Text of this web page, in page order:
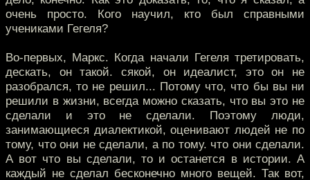
очень просто. Кого научил, кто был справными
учениками Гегеля?
Во-первых, Маркс. Когда начали Гегеля третировать,
дескать, он такой. сякой, он идеалист, это он не
разобрался, то не решил... Потому что, что бы вы ни
решили в жизни, всегда можно сказать, что вы это не
сделали и это не сделали. Поэтому люди,
занимающиеся диалектикой, оценивают людей не по
тому, что они не сделали, а по тому. что они сделали.
А вот что вы сделали, то и останется в истории. А
каждый не сделал бесконечно много вещей. Так вот,